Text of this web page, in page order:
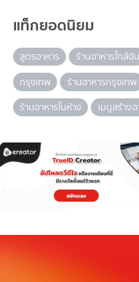
แท็กยอดนิยม
สูตรอาหาร ร้านอาหารใกล้ฉัน
กรุงเทพ
ร้านอาหารกรุงเทพ
ร้านอาหารในห้าง
เมนูสร้าง